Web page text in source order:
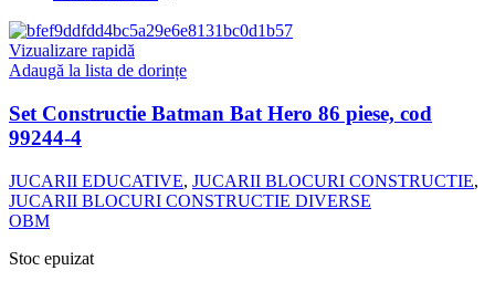
Vizualizare rapidă
Adaugă la lista de dorințe
Set Constructie Batman Bat Hero 86 piese, cod
99244-4
JUCARII EDUCATIVE, JUCARII BLOCURI CONSTRUCTIE,
JUCARII BLOCURI CONSTRUCTIE DIVERSE
OBM
Stoc epuizat